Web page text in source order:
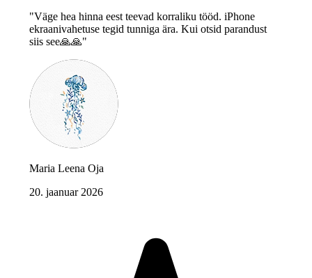
"Väge hea hinna eest teevad korraliku tööd. iPhone
ekraanivahetuse tegid tunniga ära. Kui otsid parandust
siis see🙏🙏"
Maria Leena Oja
20. jaanuar 2026